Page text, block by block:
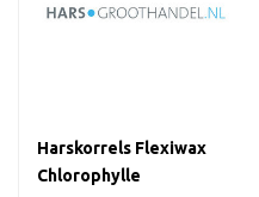
Harskorrels Flexiwax
Chlorophylle